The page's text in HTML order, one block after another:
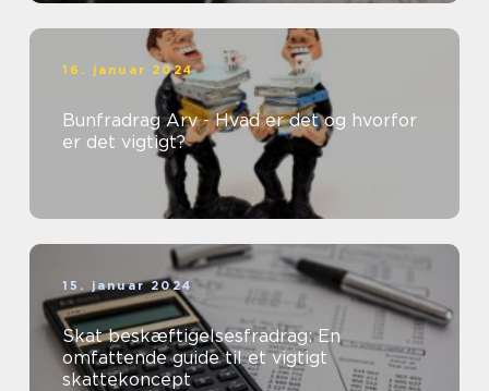
16. januar 2024
Bunfradrag Arv - Hvad er det og hvorfor
er det vigtigt?
15. januar 2024
Skat beskæftigelsesfradrag: En
omfattende guide til et vigtigt
skattekoncept